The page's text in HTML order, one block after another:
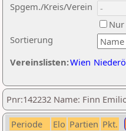
Sortierung
Spgem./Kreis/Verein
Nur
Vereinslisten:Wien
Pnr:142232 Name: Finn
Periode Elo Partien Pkt.